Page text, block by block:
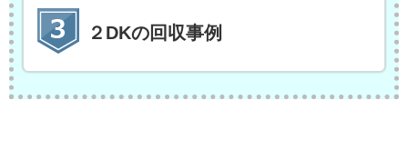
２DKの回収事例